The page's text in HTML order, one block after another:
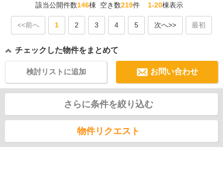
該当公開件数146棟 空き数219件1-20棟表示
<<前へ 1 2 3 4 5 次へ>> 最初
チェックした物件をまとめて
お問い合わせ
検討リストに追加
さらに条件を絞り込む
物件リクエスト